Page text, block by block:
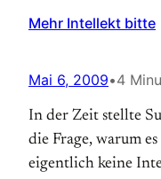
Mehr Intellekt bitte
Mai 6, 2009•4
In der Zeit stellte
die Frage, warum
eigentlich keine